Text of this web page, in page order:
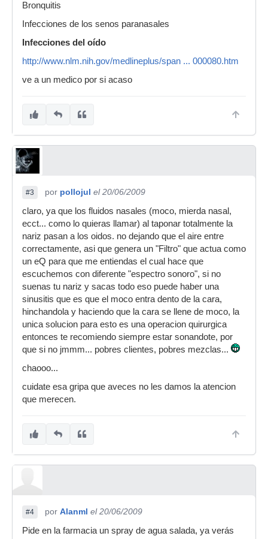
Bronquitis
Infecciones de los senos paranasales
Infecciones del oído
http://www.nlm.nih.gov/medlineplus/span ... 000080.htm
ve a un medico por si acaso
#3 por pollojul el 20/06/2009
claro, ya que los fluidos nasales (moco, mierda nasal,
ecct... como lo quieras llamar) al taponar totalmente la
nariz pasan a los oidos. no dejando que el aire entre
correctamente, asi que genera un "Filtro" que actua como
un eQ para que me entiendas el cual hace que
escuchemos con diferente "espectro sonoro", si no
suenas tu nariz y sacas todo eso puede haber una
sinusitis que es que el moco entra dento de la cara,
hinchandola y haciendo que la cara se llene de moco, la
unica solucion para esto es una operacion quirurgica
entonces te recomiendo siempre estar sonandote, por
que si no jmmm... pobres clientes, pobres mezclas...
chaooo...
cuidate esa gripa que aveces no les damos la atencion
que merecen.
#4 por Alanml el 20/06/2009
Pide en la farmacia un spray de agua salada, ya verás